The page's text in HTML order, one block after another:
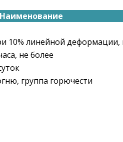
Наименование
10% линейной деформации,
не более
группа горючести